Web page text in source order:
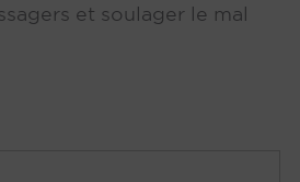
et soulager le mal